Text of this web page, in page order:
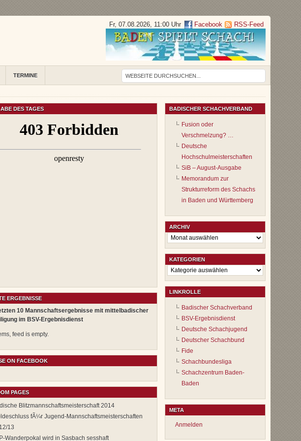
Fr, 07.08.2026, 11:00 Uhr Facebook RSS-Feed
TERMINE
DES TAGES
ERGEBNISSE
10 Mannschaftsergebnisse mit mittelbadischer
im BSV-Ergebnisdienst
feed is empty.
ON FACEBOOK
PAGES
Blitzmannschaftsmeisterschaft 2014
fÃ¼r Jugend-Mannschaftsmeisterschaften
13
Wanderpokal wird in Sasbach sesshaft
BADISCHER SCHACHVERBAND
Fusion oder
Verschmelzung? …
Deutsche
Hochschulmeisterschaften
SiB – August-Ausgabe
Memorandum zur
Strukturreform des Schachs
in Baden und Württemberg
ARCHIV
Archiv
KATEGORIEN
Kategorien
LINKROLLE
Badischer Schachverband
BSV-Ergebnisdienst
Deutsche Schachjugend
Deutscher Schachbund
Fide
Schachbundesliga
Schachzentrum Baden-
Baden
META
Anmelden